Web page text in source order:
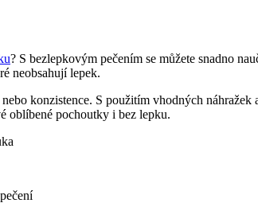
? S bezlepkovým pečením se můžete snadno
‍neobsahují ⁤lepek.
konzistence. S použitím vhodných
oblíbené pochoutky ⁤i bez lepku.